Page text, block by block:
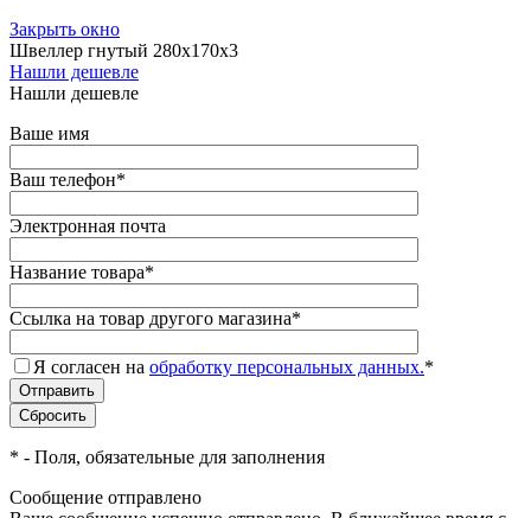
Закрыть окно
Швеллер гнутый 280х170х3
Нашли дешевле
Нашли дешевле
Ваше имя
Ваш телефон*
Электронная почта
Название товара*
Ссылка на товар другого магазина*
Я согласен на обработку персональных данных.*
* - Поля, обязательные для заполнения
Сообщение отправлено